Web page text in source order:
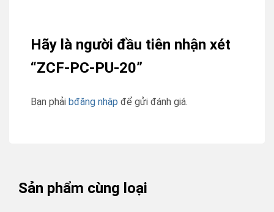
Hãy là người đầu tiên nhận xét
“ZCF-PC-PU-20”
Bạn phải bđăng nhập để gửi đánh giá.
Sản phẩm cùng loại